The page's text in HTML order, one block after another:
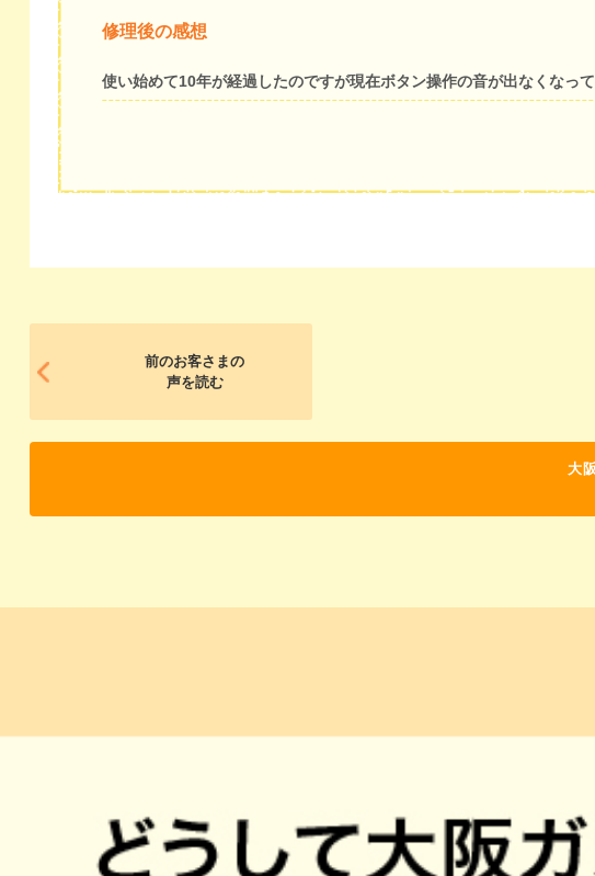
修理後の感想
使い始めて10年が経過したのですが現在ボタン操作の音が出なくなっ
前のお客さまの
声を読む
大